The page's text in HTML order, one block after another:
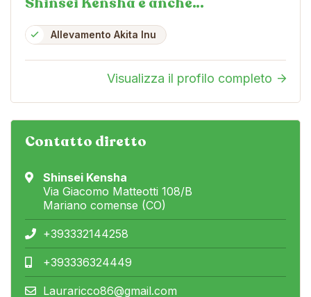
Allevamento Akita Inu
Visualizza il profilo completo
Contatto diretto
Shinsei Kensha
Via Giacomo Matteotti 108/B
Mariano comense (CO)
+393332144258
+393336324449
Lauraricco86@gmail.com